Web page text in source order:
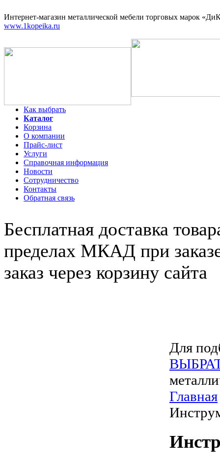
Интернет-магазин металлической мебели торговых марок
www.1kopeika.ru
Как выбрать
Каталог
Корзина
О компании
Прайс-лист
Услуги
Справочная информация
Новости
Сотрудничество
Контакты
Обратная связь
Бесплатная доставка
пределах МКАД при
заказ через корзину сайта
Для
Главная